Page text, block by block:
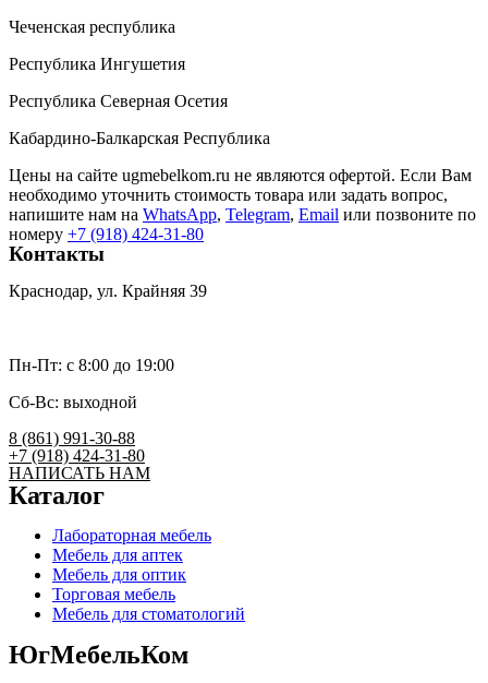
Чеченская республика
Республика Ингушетия
Республика Северная Осетия
Кабардино-Балкарская Республика
Цены на сайте ugmebelkom.ru не являются офертой. Если Вам
необходимо уточнить стоимость товара или задать вопрос,
напишите нам на WhatsApp, Telegram, Email или позвоните по
номеру +7 (918) 424-31-80
Контакты
Краснодар, ул. Крайняя 39
Пн-Пт: c 8:00 до 19:00
Сб-Вс: выходной
8 (861) 991-30-88
+7 (918) 424-31-80
НАПИСАТЬ НАМ
Каталог
Лабораторная мебель
Мебель для аптек
Мебель для оптик
Торговая мебель
Мебель для стоматологий
ЮгМебельКом